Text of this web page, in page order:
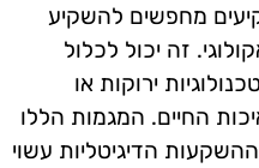
מחפשים להשקיע
זה יכול לכלול
ירוקות או
החיים. המגמות הללו
הדיגיטליות עשוי